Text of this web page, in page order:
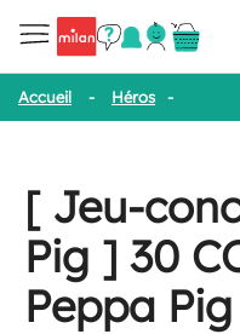
Accueil - Héros -
[ Jeu-
Pig ] 30
Peppa